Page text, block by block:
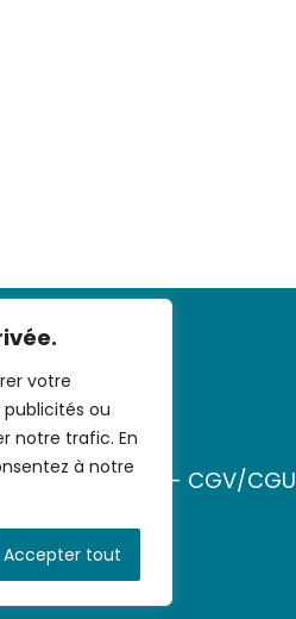
votre
ou
notre trafic. En
à notre
Accepter tout
contacter - CGV/CGU